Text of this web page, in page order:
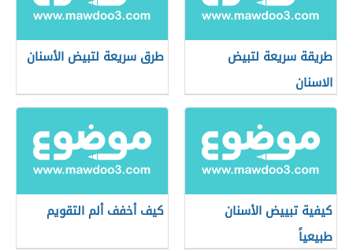
طريقة سريعة لتبيض
الاسنان
طرق سريعة لتبيض الأسنان
كيفية تبييض الأسنان
طبيعياً
كيف أخفف ألم التقويم